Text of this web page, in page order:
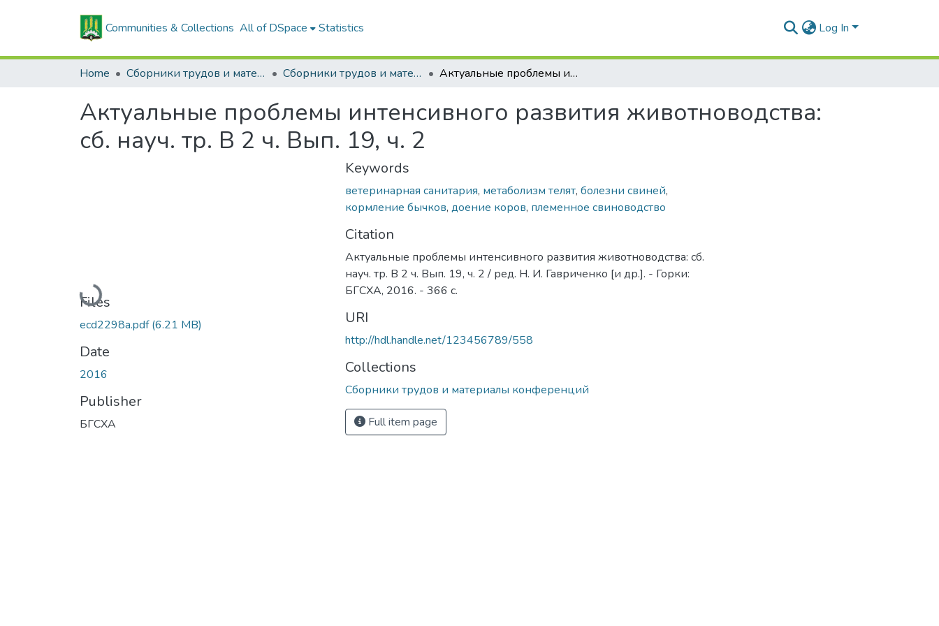
Communities & Collections All of DSpace Statistics Log In
Home Сборники трудов и материалов конференций Сборники трудов и материалы конференций Актуальные проблемы интенсивного развития животноводства: сб. науч. тр. В 2 ч. Вып. 19, ч. 2
Актуальные проблемы интенсивного развития животноводства:
сб. науч. тр. В 2 ч. Вып. 19, ч. 2
Loading...
Files
ecd2298a.pdf(6.21 MB)
Date
2016
Publisher
БГСХА
Keywords
ветеринарная санитария, метаболизм телят, болезни свиней,
кормление бычков, доение коров, племенное свиноводство
Citation
Актуальные проблемы интенсивного развития животноводства: сб.
науч. тр. В 2 ч. Вып. 19, ч. 2 / ред. Н. И. Гавриченко [и др.]. - Горки:
БГСХА, 2016. - 366 с.
URI
http://hdl.handle.net/123456789/558
Collections
Сборники трудов и материалы конференций
Full item page